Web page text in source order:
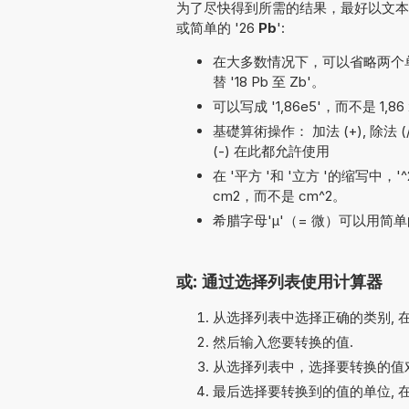
为了尽快得到所需的结果，最好以文
或简单的 '26 Pb':
在大多数情况下，可以省略两
替 '18 Pb 至 Zb'。
可以写成 '1,86e5'，而不是
基礎算術操作： 加法 (+), 除法
(-) 在此都允許使用
在 '平方 '和 '立方 '的缩写中，
cm2，而不是 cm^2。
希腊字母'µ'（= 微）可以用简
或: 通过选择列表使用计算器
从选择列表中选择正确的类别,
然后输入您要转换的值.
从选择列表中，选择要转换的
最后选择要转换到的值的单位,